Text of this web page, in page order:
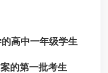
高中一年级学生
的第一批考生